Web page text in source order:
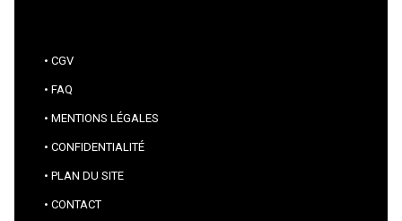
CGV
FAQ
MENTIONS LÉGALES
CONFIDENTIALITÉ
PLAN DU SITE
CONTACT